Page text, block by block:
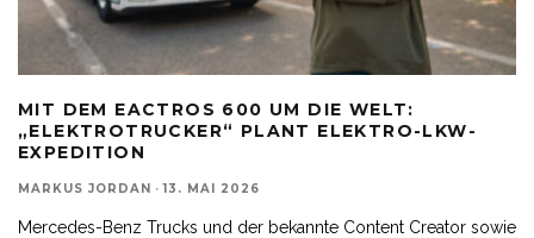
MIT DEM EACTROS 600 UM DIE WELT:
„ELEKTROTRUCKER“ PLANT ELEKTRO-LKW-
EXPEDITION
MARKUS JORDAN · 13. MAI 2026
Mercedes-Benz Trucks und der bekannte Content Creator sowie